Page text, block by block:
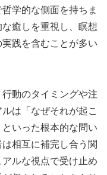
学的な側面を持ちま
癒しを重視し、瞑想
践を含むことが多い
動のタイミングや注
は「なぜそれが起こ
いった根本的な問い
相互に補完し合う関
ルな視点で受け止め